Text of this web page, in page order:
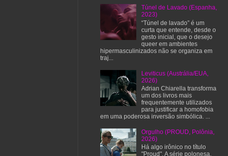
Túnel de Lavado (Espanha,
2023)
“Túnel de lavado” é um
curta que entende, desde o
gesto inicial, que o desejo
queer em ambientes
hipermasculinizados não se organiza em
traj...
Leviticus (Austrália/EUA,
2026)
Adrian Chiarella transforma
um dos livros mais
frequentemente utilizados
para justificar a homofobia
em uma poderosa inversão simbólica. ...
Orgulho (PROUD, Polônia,
2026)
Há algo irônico no título
"Proud". A série polonesa,